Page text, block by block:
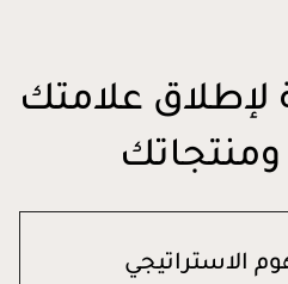
علامتك
ومنتجاتك
الاستراتيجي